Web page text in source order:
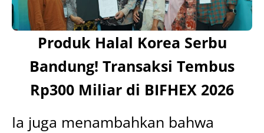
Produk Halal Korea Serbu
Bandung! Transaksi Tembus
Rp300 Miliar di BIFHEX 2026
Ia juga menambahkan bahwa